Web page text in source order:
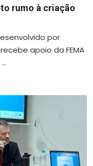
rumo à criação
por
apoio da FEMA